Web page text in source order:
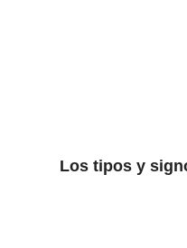
Los tipos y